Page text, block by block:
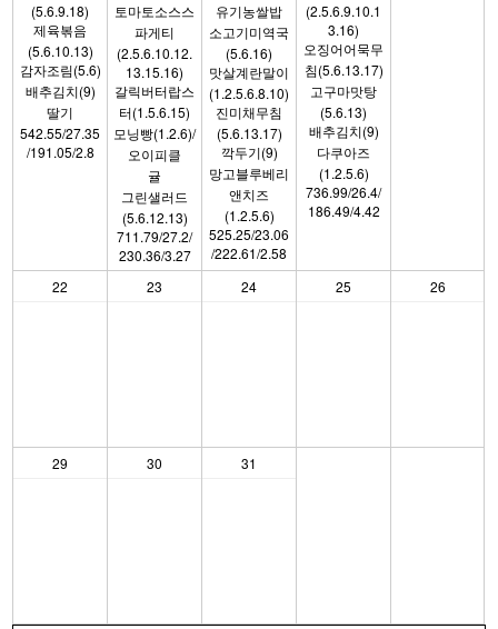
(5.6.9.18)
제육볶음
(5.6.10.13)
감자조림(5.6)
배추김치(9)
딸기
542.55/27.35
/191.05/2.8
토마토소스스
파게티
(2.5.6.10.12.
13.15.16)
갈릭버터랍스
터(1.5.6.15)
모닝빵(1.2.6)/
오이피클
귤
그린샐러드
(5.6.12.13)
711.79/27.2/
230.36/3.27
유기농쌀밥
소고기미역국
(5.6.16)
맛살계란말이
(1.2.5.6.8.10)
진미채무침
(5.6.13.17)
깍두기(9)
망고블루베리
앤치즈
(1.2.5.6)
525.25/23.06
/222.61/2.58
(2.5.6.9.10.1
3.16)
오징어어묵무
침(5.6.13.17)
고구마맛탕
(5.6.13)
배추김치(9)
다쿠아즈
(1.2.5.6)
736.99/26.4/
186.49/4.42
22 23 24 25 26
29 30 31